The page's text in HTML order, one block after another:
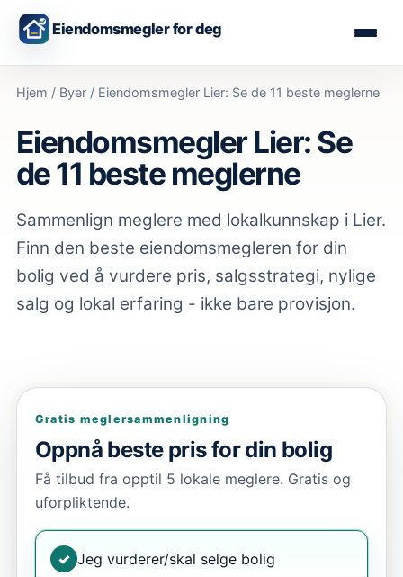
Eiendomsmegler for deg
Hjem / Byer / Eiendomsmegler Lier: Se de 11 beste meglerne
Eiendomsmegler Lier: Se
de 11 beste meglerne
Sammenlign meglere med lokalkunnskap i Lier.
Finn den beste eiendomsmegleren for din
bolig ved å vurdere pris, salgsstrategi, nylige
salg og lokal erfaring - ikke bare provisjon.
Gratis meglersammenligning
Oppnå beste pris for din bolig
Få tilbud fra opptil 5 lokale meglere. Gratis og
uforpliktende.
✓ Jeg vurderer/skal selge bolig